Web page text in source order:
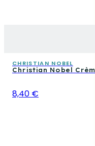
CHRISTIAN NOBEL
Christian Nobel
8,40 €